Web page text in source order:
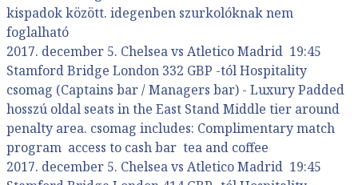
kispadok között. idegenben szurkolóknak nem
foglalható
2017. december 5. Chelsea vs Atletico Madrid 19:45
Stamford Bridge London 332 GBP -tól Hospitality
csomag (Captains bar / Managers bar) - Luxury Padded
hosszú oldal seats in the East Stand Middle tier around
penalty area. csomag includes: Complimentary match
program access to cash bar tea and coffee
2017. december 5. Chelsea vs Atletico Madrid 19:45